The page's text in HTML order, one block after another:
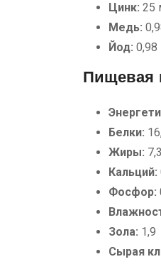
Цинк: 25
Медь:
Йод: 0,98
Пищевая
Белки:
Жиры:
Кальций:
Фосфор:
Зола: 1,9
Сырая